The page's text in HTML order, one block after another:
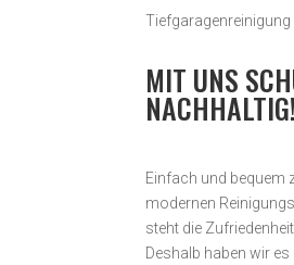
MIT UNS
NACHHALTIG!
Einfach und bequem
modernen
steht die
Deshalb haben wir